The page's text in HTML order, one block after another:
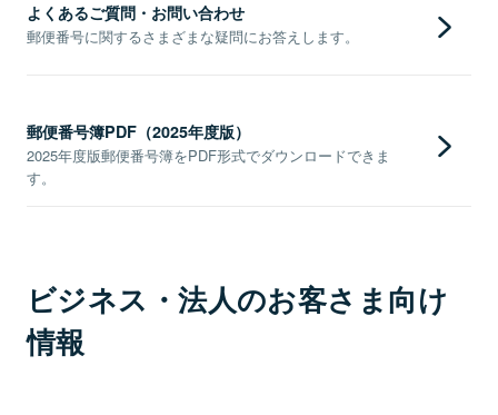
よくあるご質問・お問い合わせ
郵便番号に関するさまざまな疑問にお答えします。
郵便番号簿PDF（2025年度版）
2025年度版郵便番号簿をPDF形式でダウンロードできま
す。
ビジネス・法人のお客さま向け
情報